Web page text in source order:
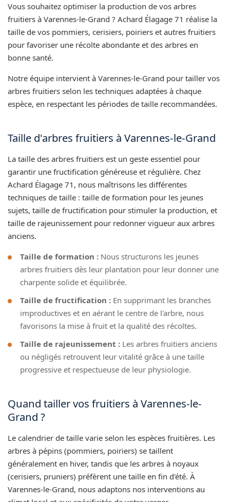
Vous souhaitez optimiser la production de vos arbres
fruitiers à Varennes-le-Grand ? Achard Élagage 71 réalise la
taille de vos pommiers, cerisiers, poiriers et autres fruitiers
pour favoriser une récolte abondante et des arbres en
bonne santé.
Notre équipe intervient à Varennes-le-Grand pour tailler vos
arbres fruitiers selon les techniques adaptées à chaque
espèce, en respectant les périodes de taille recommandées.
Taille d'arbres fruitiers à Varennes-le-Grand
La taille des arbres fruitiers est un geste essentiel pour
garantir une fructification généreuse et régulière. Chez
Achard Élagage 71, nous maîtrisons les différentes
techniques de taille : taille de formation pour les jeunes
sujets, taille de fructification pour stimuler la production, et
taille de rajeunissement pour redonner vigueur aux arbres
anciens.
Taille de formation : Nous structurons les jeunes
arbres fruitiers dès leur plantation pour leur donner une
charpente solide et équilibrée.
Taille de fructification : En supprimant les branches
improductives et en aérant le centre de l'arbre, nous
favorisons la mise à fruit et la qualité des récoltes.
Taille de rajeunissement : Les arbres fruitiers anciens
ou négligés retrouvent leur vitalité grâce à une taille
progressive et respectueuse de leur physiologie.
Quand tailler vos fruitiers à Varennes-le-
Grand ?
Le calendrier de taille varie selon les espèces fruitières. Les
arbres à pépins (pommiers, poiriers) se taillent
généralement en hiver, tandis que les arbres à noyaux
(cerisiers, pruniers) préfèrent une taille en fin d'été. À
Varennes-le-Grand, nous adaptons nos interventions au